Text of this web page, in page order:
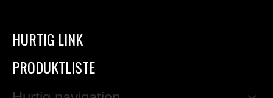
HURTIG LINK
PRODUKTLISTE